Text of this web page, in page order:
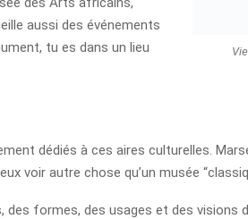
aussi des événements
tu es dans un lieu
dédiés à ces aires culturelles.
voir autre chose qu’un musée
formes, des usages et des visions